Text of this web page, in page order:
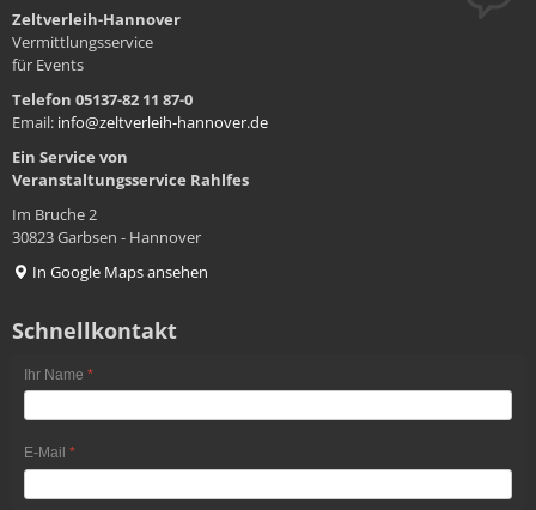
Zeltverleih-Hannover
Vermittlungsservice
für Events
Telefon 05137-82 11 87-0
Email: info@zeltverleih-hannover.de
Ein Service von
Veranstaltungsservice Rahlfes
Im Bruche 2
30823 Garbsen - Hannover
In Google Maps ansehen
Schnellkontakt
Ihr Name *
E-Mail *